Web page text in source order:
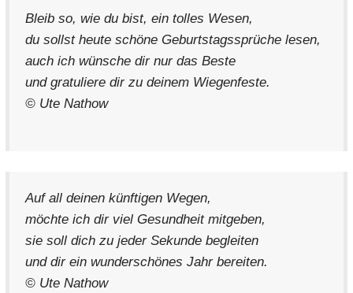
Bleib so, wie du bist, ein tolles Wesen,
du sollst heute schöne Geburtstagssprüche lesen,
auch ich wünsche dir nur das Beste
und gratuliere dir zu deinem Wiegenfeste.
© Ute Nathow
Auf all deinen künftigen Wegen,
möchte ich dir viel Gesundheit mitgeben,
sie soll dich zu jeder Sekunde begleiten
und dir ein wunderschönes Jahr bereiten.
© Ute Nathow